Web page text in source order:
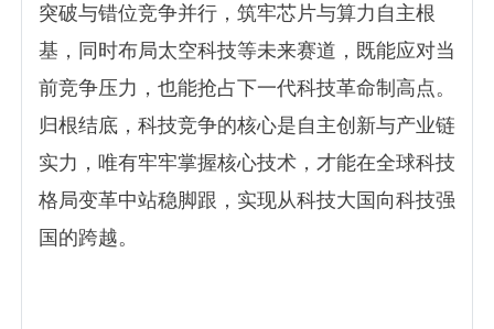
突破与错位竞争并行，筑牢芯片与算力自主根
基，同时布局太空科技等未来赛道，既能应对当
前竞争压力，也能抢占下一代科技革命制高点。
归根结底，科技竞争的核心是自主创新与产业链
实力，唯有牢牢掌握核心技术，才能在全球科技
格局变革中站稳脚跟，实现从科技大国向科技强
国的跨越。